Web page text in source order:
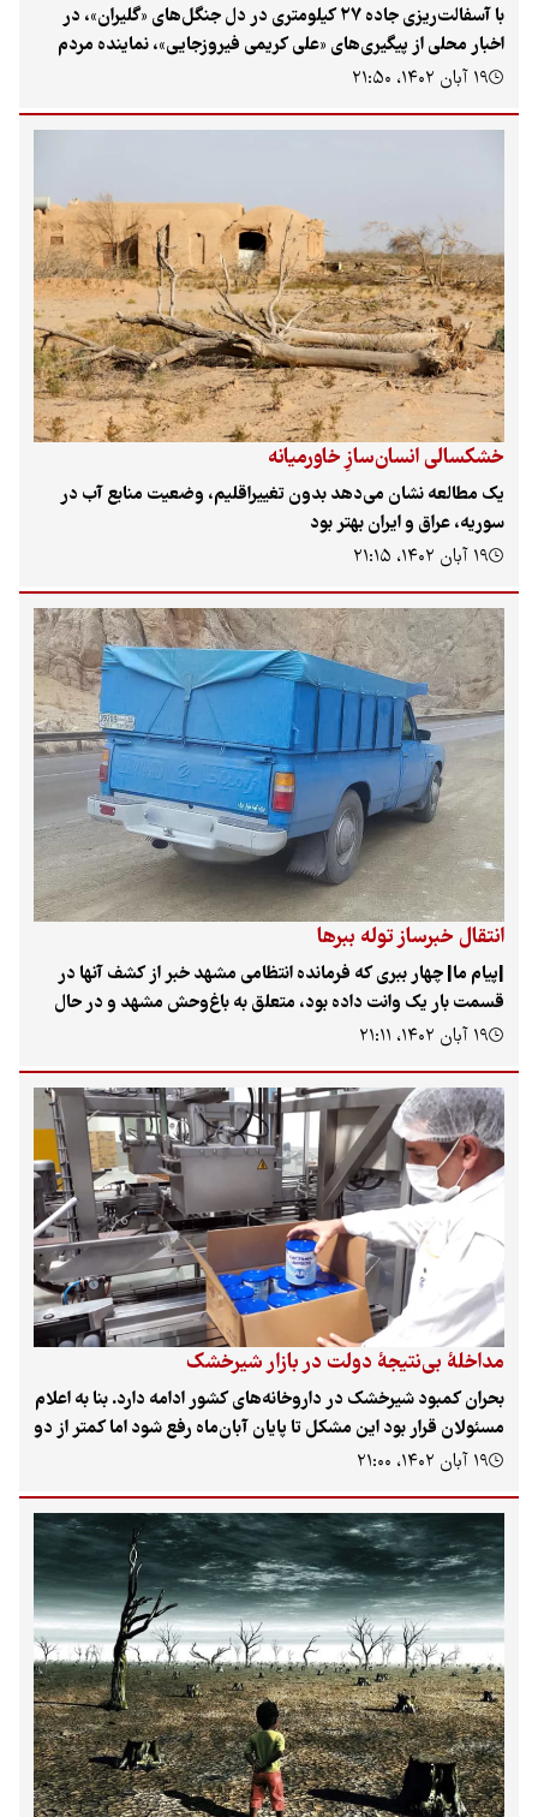
با آسفالت‌ریزی جاده‌ ۲۷ کیلومتری در دل جنگل‌‌های «گلیران»، در
محلی از پیگیری‌های «علی کریمی فیروزجایی»، نماینده مردم
قدردانی شده است؛ این جاده روستای «فیروزجاه» را به معدن
علاوه بر معدن، «دامداران و ساکنان ییلاقات از نعمت راه
عرض داشته باشد در بعضی نقاط تا ۲۰ متر عریض شده و با اینکه
طبق طرح کمیته فنی فقط باید ۱۹۶ درخت قطع می‌شد، تاکنون
به هزار اصله درخت در این مسیر قربانی شده و با هر بارش
درختان حریم جاده، مثل برگ‌های پاییزی بر زمین می‌ریزند.
انسان‌سازِ خاورمیانه
نشان می‌دهد بدون تغییراقلیم، وضعیت منابع آب در
عراق و ایران بهتر بود
خبرساز توله ببرها
ما| چهار ببری که فرمانده انتظامی مشهد خبر از کشف آنها در
بار یک وانت داده بود، متعلق به باغ‌وحش مشهد و در حال
به یک سافاری پارک در شهرستان نور در استان مازندران بودند.
بود اما یک اتفاق غیرمنتظره برای راننده و در پی آن تغییر وانت
بازگرداندن ببرها به باغ‌وحش باعث شده تا پلیس وارد عمل شود.
هم‌اکنون در باغ‌وحش مشهد هستند.
بی‌نتیجهٔ دولت در بازار شیرخشک
کمبود شیرخشک در داروخانه‌های کشور ادامه دارد. بنا به اعلام
قرار بود این مشکل تا پایان آبان‌ماه رفع شود اما کمتر از دو
مانده به پایان فرصت اعلام شده، نشانه‌ای از رفع مشکل دیده
سازمان غذا و دارو دو شرکت تولیدکننده شیرخشک را به
تعطیلی کشانده است. کشمکش‌ها و اظهارات ضد و نقیض
دولتی و فعالان صنعت دارو در حالی مطرح می‌شود که
همچنان برای پیدا کردن شیرخشک در داروخانه‌های در
و آمدند.